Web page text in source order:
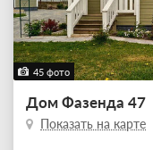
45 фото
Дом Фазенда 47
Показать на карте